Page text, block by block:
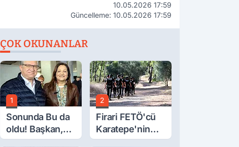
10.05.2026 17:59
Güncelleme: 10.05.2026 17:59
ÇOK OKUNANLAR
1
Sonunda Bu da
oldu! Başkan,
Meclis Üyesini
2
Firari FETÖ'cü
Karatepe'nin
Gösterdiği